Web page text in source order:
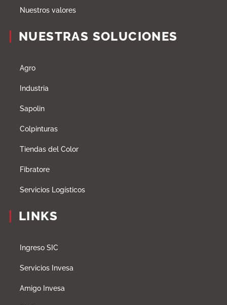
Nuestros valores
NUESTRAS SOLUCIONES
Agro
Industria
Sapolin
Colpinturas
Tiendas del Color
Fibratore
Servicios Logísticos
LINKS
Ingreso SIC
Servicios Invesa
Amigo Invesa